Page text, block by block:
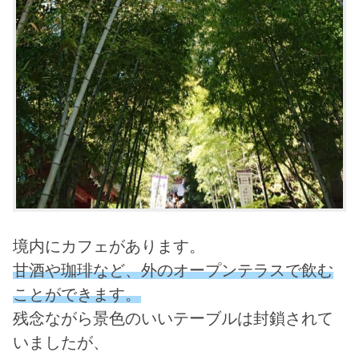
境内にカフェがあります。
甘酒や珈琲など、外のオープンテラスで飲む
ことができます。
残念ながら景色のいいテーブルは封鎖されて
いましたが、